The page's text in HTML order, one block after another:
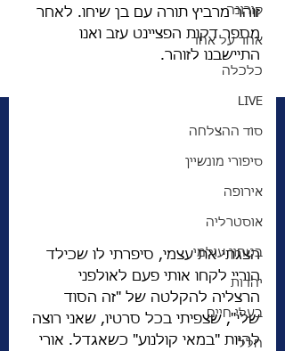
קורונה
אחד על אחד
כלכלה
LIVE
סוד ההצלחה
סיפורי מונשיין
אירופה
אוסטרליה
בטחון עולמי
יהדות
בעלי חיים
חלל
זוהר מרביץ תורה עם בן שיחו. לאחר
מספר דקות הפציינט עזב ואנו
התיישבנו לזוהר.
הצגתי את עצמי, סיפרתי לו שכילד
הוריי לקחו אותי פעם לאולפני
הרצליה להקלטה של "זה הסוד
שלי", שצפיתי בכל סרטיו, שאני רוצה
להיות "במאי קולנוע" כשאגדל. אורי